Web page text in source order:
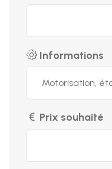
Informations
Prix souhaité